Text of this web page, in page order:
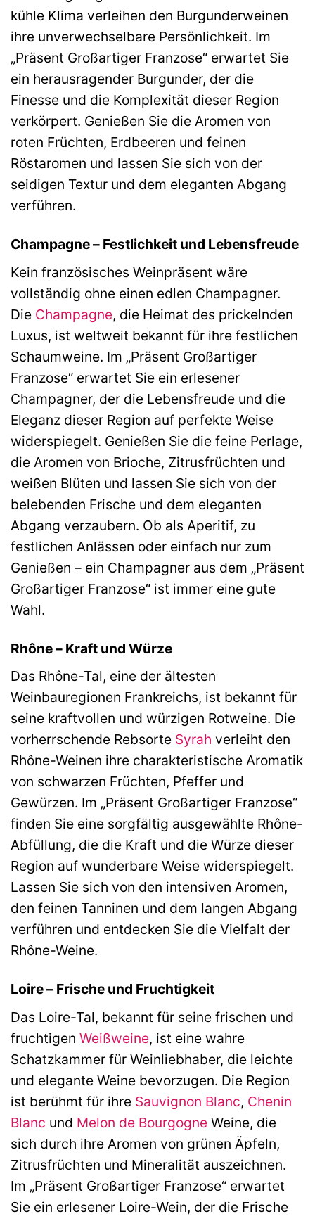
kühle Klima verleihen den Burgunderweinen
ihre unverwechselbare Persönlichkeit. Im
„Präsent Großartiger Franzose“ erwartet Sie
ein herausragender Burgunder, der die
Finesse und die Komplexität dieser Region
verkörpert. Genießen Sie die Aromen von
roten Früchten, Erdbeeren und feinen
Röstaromen und lassen Sie sich von der
seidigen Textur und dem eleganten Abgang
verführen.
Champagne – Festlichkeit und Lebensfreude
Kein französisches Weinpräsent wäre
vollständig ohne einen edlen Champagner.
Die Champagne, die Heimat des prickelnden
Luxus, ist weltweit bekannt für ihre festlichen
Schaumweine. Im „Präsent Großartiger
Franzose“ erwartet Sie ein erlesener
Champagner, der die Lebensfreude und die
Eleganz dieser Region auf perfekte Weise
widerspiegelt. Genießen Sie die feine Perlage,
die Aromen von Brioche, Zitrusfrüchten und
weißen Blüten und lassen Sie sich von der
belebenden Frische und dem eleganten
Abgang verzaubern. Ob als Aperitif, zu
festlichen Anlässen oder einfach nur zum
Genießen – ein Champagner aus dem „Präsent
Großartiger Franzose“ ist immer eine gute
Wahl.
Rhône – Kraft und Würze
Das Rhône-Tal, eine der ältesten
Weinbauregionen Frankreichs, ist bekannt für
seine kraftvollen und würzigen Rotweine. Die
vorherrschende Rebsorte Syrah verleiht den
Rhône-Weinen ihre charakteristische Aromatik
von schwarzen Früchten, Pfeffer und
Gewürzen. Im „Präsent Großartiger Franzose“
finden Sie eine sorgfältig ausgewählte Rhône-
Abfüllung, die die Kraft und die Würze dieser
Region auf wunderbare Weise widerspiegelt.
Lassen Sie sich von den intensiven Aromen,
den feinen Tanninen und dem langen Abgang
verführen und entdecken Sie die Vielfalt der
Rhône-Weine.
Loire – Frische und Fruchtigkeit
Das Loire-Tal, bekannt für seine frischen und
fruchtigen Weißweine, ist eine wahre
Schatzkammer für Weinliebhaber, die leichte
und elegante Weine bevorzugen. Die Region
ist berühmt für ihre Sauvignon Blanc, Chenin
Blanc und Melon de Bourgogne Weine, die
sich durch ihre Aromen von grünen Äpfeln,
Zitrusfrüchten und Mineralität auszeichnen.
Im „Präsent Großartiger Franzose“ erwartet
Sie ein erlesener Loire-Wein, der die Frische